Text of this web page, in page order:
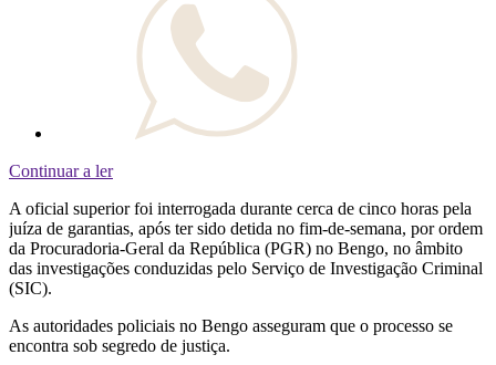
Continuar a ler
A oficial superior foi interrogada durante cerca de cinco horas pela
juíza de garantias, após ter sido detida no fim-de-semana, por ordem
da Procuradoria-Geral da República (PGR) no Bengo, no âmbito
das investigações conduzidas pelo Serviço de Investigação Criminal
(SIC).
As autoridades policiais no Bengo asseguram que o processo se
encontra sob segredo de justiça.